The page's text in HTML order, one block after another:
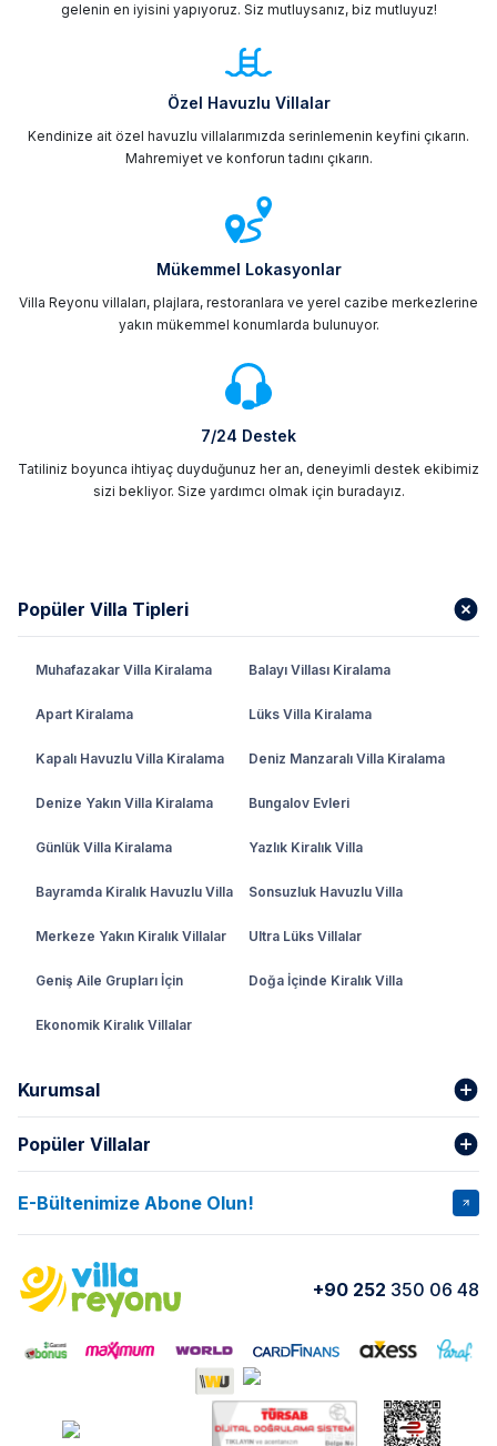
gelenin en iyisini yapıyoruz. Siz mutluysanız, biz mutluyuz!
Özel Havuzlu Villalar
Kendinize ait özel havuzlu villalarımızda serinlemenin keyfini çıkarın.
Mahremiyet ve konforun tadını çıkarın.
Mükemmel Lokasyonlar
Villa Reyonu villaları, plajlara, restoranlara ve yerel cazibe merkezlerine
yakın mükemmel konumlarda bulunuyor.
7/24 Destek
Tatiliniz boyunca ihtiyaç duyduğunuz her an, deneyimli destek ekibimiz
sizi bekliyor. Size yardımcı olmak için buradayız.
Popüler Villa Tipleri
Muhafazakar Villa Kiralama Balayı Villası Kiralama
Apart Kiralama Lüks Villa Kiralama
Kapalı Havuzlu Villa Kiralama Deniz Manzaralı Villa Kiralama
Denize Yakın Villa Kiralama Bungalov Evleri
Günlük Villa Kiralama Yazlık Kiralık Villa
Bayramda Kiralık Havuzlu Villa Sonsuzluk Havuzlu Villa
Merkeze Yakın Kiralık Villalar Ultra Lüks Villalar
Geniş Aile Grupları İçin Doğa İçinde Kiralık Villa
Ekonomik Kiralık Villalar
Kurumsal
Hakkımızda
İptal Şartları Banka Hesapları
Kurumsal Blog
Yorumlar Nasıl Kiralarım
Popüler Villalar
VİLLA SALKIM VİLLA SLAY 1
VİLLA OLENNA 1 VİLLA MERT
VILLA ADRIMA 1
VİLLA TİAMO VİLLA ZEYTİN DALI
E-Bültenimize Abone Olun!
+90 252 350 06 48